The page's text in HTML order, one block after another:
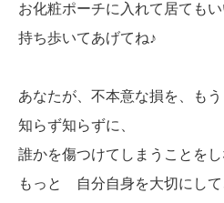
お化粧ポーチに入れて居てもい
持ち歩いてあげてね♪
あなたが、不本意な損を、もう
知らず知らずに、
誰かを傷つけてしまうことをし
もっと 自分自身を大切にして